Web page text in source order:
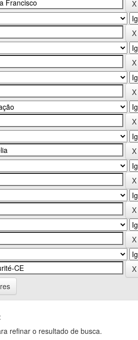
refinar o resultado de busca.